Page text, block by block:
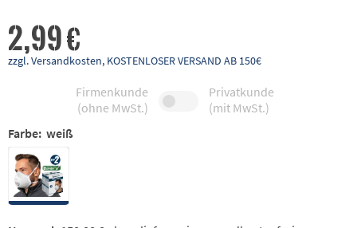
2,99 €
zzgl. Versandkosten, KOSTENLOSER VERSAND AB 150€
Firmenkunde
(ohne MwSt.)
Privatkunde
(mit MwSt.)
Farbe: weiß